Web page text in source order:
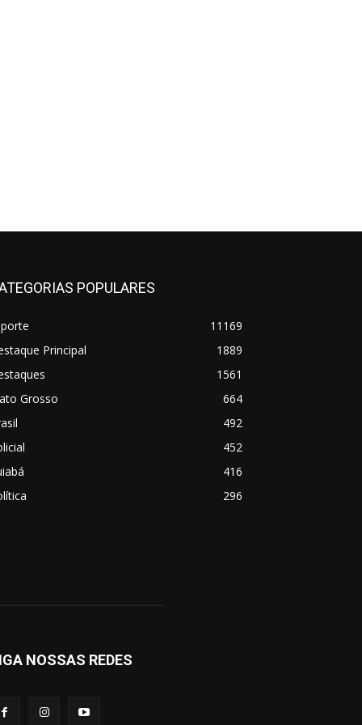
POPULARES
11169
Principal
1889
1561
Grosso
664
492
452
416
296
NOSSAS REDES